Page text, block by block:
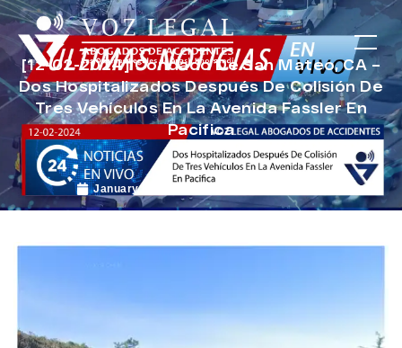
[12-02-2024] Condado De San Mateo, CA –
Dos Hospitalizados Después De Colisión De
Tres Vehículos En La Avenida Fassler En
Pacifica
January 8, 2025